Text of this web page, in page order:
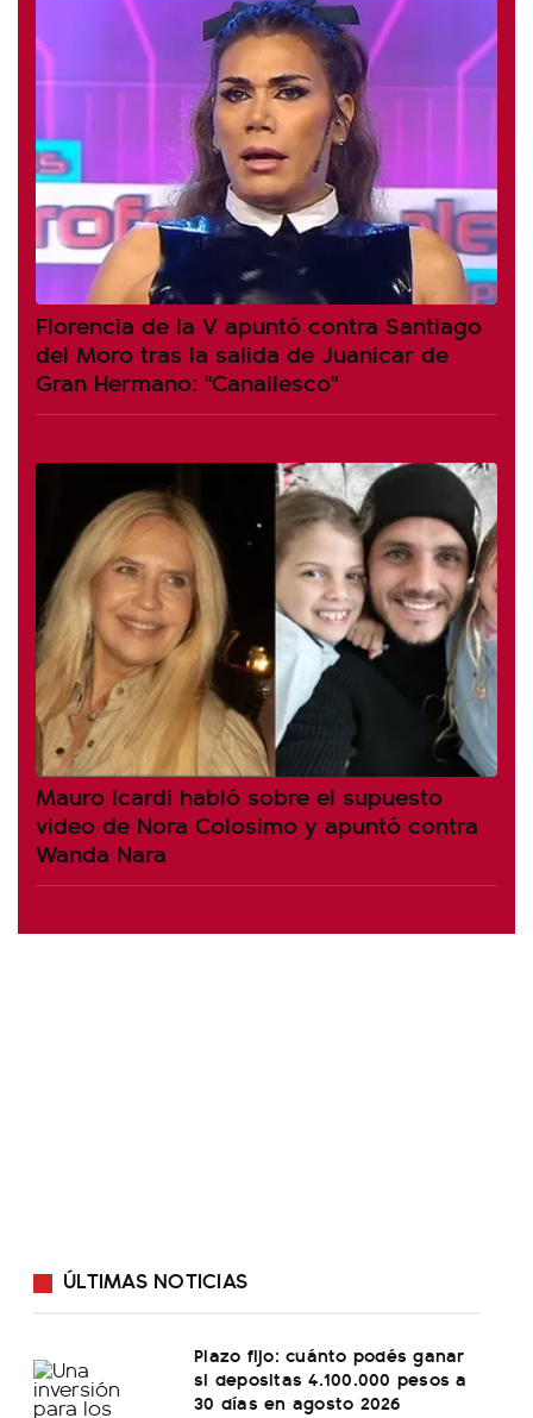
Florencia de la V apuntó contra Santiago
del Moro tras la salida de Juanicar de
Gran Hermano: "Canallesco"
Mauro Icardi habló sobre el supuesto
video de Nora Colosimo y apuntó contra
Wanda Nara
ÚLTIMAS NOTICIAS
Plazo fijo: cuánto podés ganar
si depositas 4.100.000 pesos a
30 días en agosto 2026